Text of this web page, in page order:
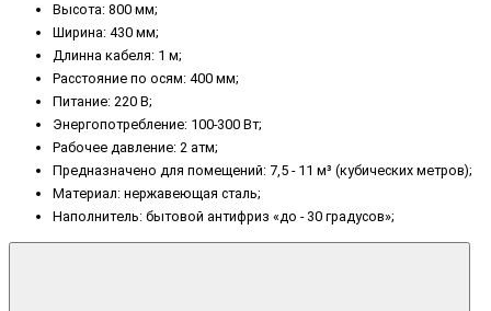
Высота: 800 мм;
Ширина: 430 мм;
Длинна кабеля: 1 м;
Расстояние по осям: 400 мм;
Питание: 220 В;
Энергопотребление: 100-300 Вт;
Рабочее давление: 2 атм;
Предназначено для помещений: 7,5 - 11 м³ (кубических метров);
Материал: нержавеющая сталь;
Наполнитель: бытовой антифриз «до - 30 градусов»;